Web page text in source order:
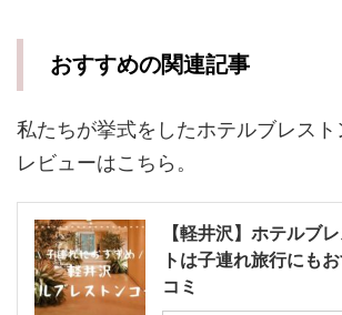
おすすめの関連記事
私たちが挙式をしたホテルブレス
レビューはこちら。
【軽井沢】ホテルブ
トは子連れ旅行にも
コミ